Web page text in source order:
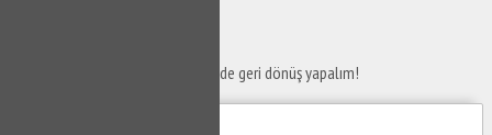
Taleplerinizi bize iletin en kısa sürede geri dönüş yapalım!